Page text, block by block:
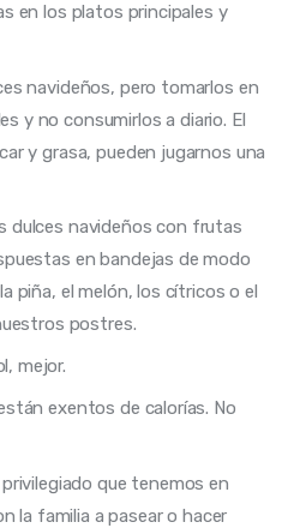
en los platos principales y
navideños, pero tomarlos en
y no consumirlos a diario. El
y grasa, pueden jugarnos una
dulces navideños con frutas
en bandejas de modo
piña, el melón, los cítricos o el
postres.
mejor.
exentos de calorías. No
que tenemos en
la familia a pasear o hacer